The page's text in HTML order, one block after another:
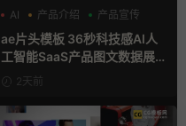
AI
产品介绍 产品宣传
ae片头模板 36秒科技感AI人
工智能SaaS产品图文数据展示
宣传视频AE模板
2天前